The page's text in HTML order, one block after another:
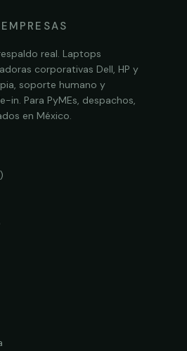
EMPRESAS
real. Laptops
corporativas Dell, HP y
soporte humano y
in. Para PyMEs, despachos,
en México.